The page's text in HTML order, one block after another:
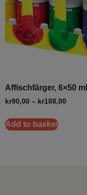
Affischfärger, 6×50 ml
kr90,00 – kr188,00
Add to basket